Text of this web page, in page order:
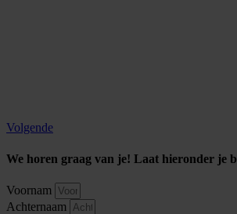
Volgende
We horen graag van je! Laat hieronder je
Voornam
Achternaam